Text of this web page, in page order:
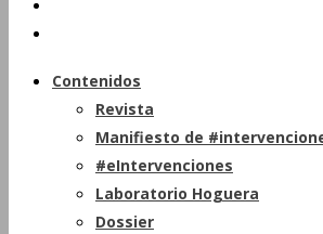
Contenidos
Revista
Manifiesto de
#eIntervenciones
Laboratorio Hoguera
Dossier